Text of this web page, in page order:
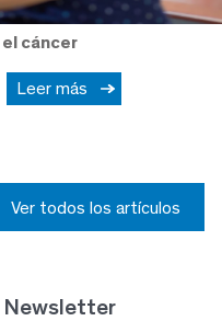
cáncer
Leer más
Ver todos los artículos
Newsletter